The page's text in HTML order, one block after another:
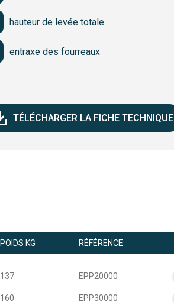
hauteur de levée totale
entraxe des fourreaux
TÉLÉCHARGER LA FICHE TECHNIQUE
POIDS KG RÉFÉRENCE
137 EPP20000
160 EPP30000